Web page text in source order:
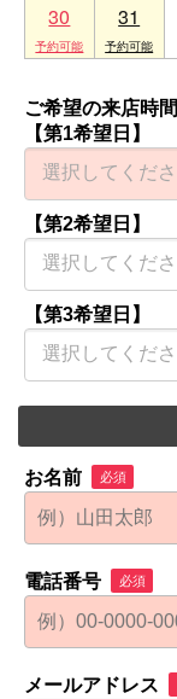
30 31
ご希望の来店時間
【第1希望日】
【第2希望日】
【第3希望日】
お名前 必須
電話番号 必須
メールアドレス